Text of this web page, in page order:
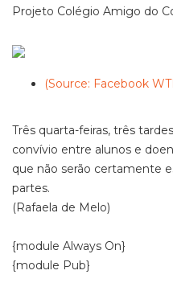
Projeto Colégio Amigo do
(Source: Facebook
Três quarta-feiras, três
convívio entre alunos e
que não serão certamente
partes.
(Rafaela de Melo)
{module Always On}
{module Pub}